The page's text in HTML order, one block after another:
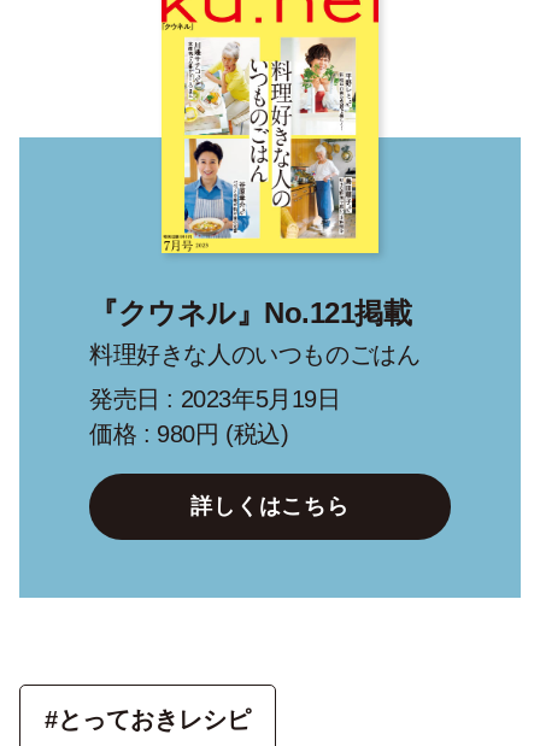
『クウネル』No.121掲載
料理好きな人のいつものごはん
発売日 : 2023年5月19日
価格 : 980円 (税込)
詳しくはこちら
#とっておきレシピ